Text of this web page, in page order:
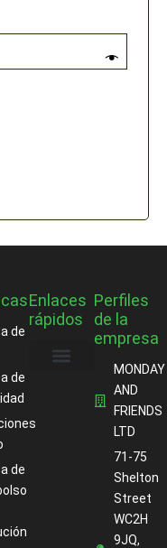
de
de
de
Enlaces
rápidos
Perfiles
de la
empresa
MONDAY
AND
FRIENDS
LTD
71-75
Shelton
Street
WC2H
9JQ,